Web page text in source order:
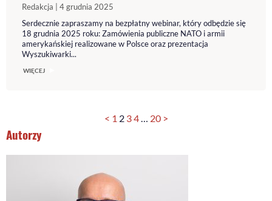
Redakcja | 4 grudnia 2025
Serdecznie zapraszamy na bezpłatny webinar, który odbędzie się
18 grudnia 2025 roku: Zamówienia publiczne NATO i armii
amerykańskiej realizowane w Polsce oraz prezentacja
Wyszukiwarki...
WIĘCEJ
< 1 2 34… 20 >
Autorzy